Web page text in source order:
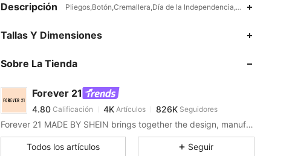
Descripción Pliegos,Botón,Cremallera,Día de la Independencia,Elástico Alto
Tallas Y Dimensiones
Sobre La Tienda
Forever 21
4.80
4.80
Calificación 4KArtículos
l***7pagó Hace 4 horas
4.80 4K 826K
Forever 21 MADE BY SHEIN brings together the design, manufacturing, and selling expertise of Shein for this co-branded collection of clothing and accessories.
Todos los artículos Seguir